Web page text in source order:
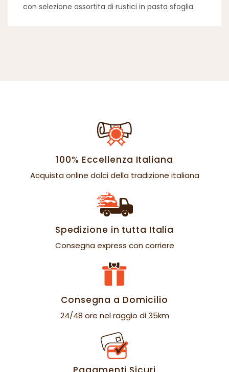
con selezione assortita di rustici in pasta sfoglia.
100% Eccellenza Italiana
Acquista online dolci della tradizione italiana
Spedizione in tutta Italia
Consegna express con corriere
Consegna a Domicilio
24/48 ore nel raggio di 35km